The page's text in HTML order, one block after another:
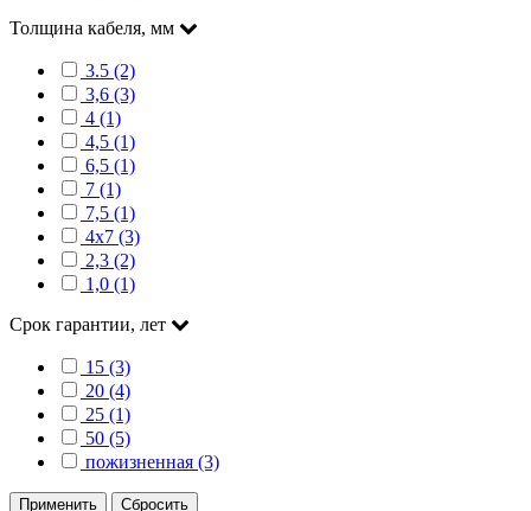
Толщина кабеля, мм
3.5 (2)
3,6 (3)
4 (1)
4,5 (1)
6,5 (1)
7 (1)
7,5 (1)
4х7 (3)
2,3 (2)
1,0 (1)
Срок гарантии, лет
15 (3)
20 (4)
25 (1)
50 (5)
пожизненная (3)
Применить Сбросить